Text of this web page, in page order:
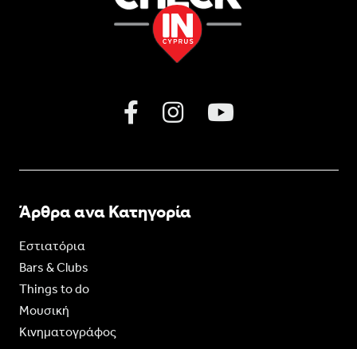
Άρθρα ανα Κατηγορία
Εστιατόρια
Bars & Clubs
Things to do
Moυσική
Κινηματογράφος